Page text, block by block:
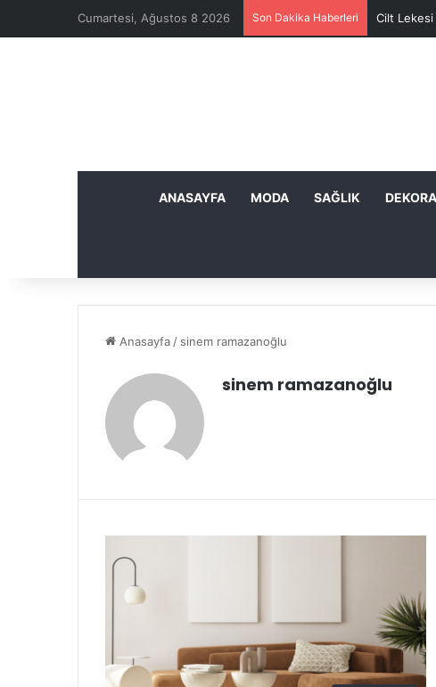
Cumartesi, Ağustos 8 2026 Son Dakika Haberleri Cilt Lekesi
ANASAYFA MODA SAĞLIK
Anasayfa / sinem ramazanoğlu
sinem ramazanoğlu